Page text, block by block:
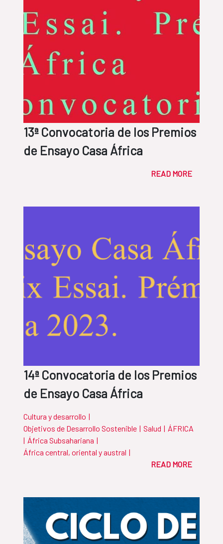
13ª Convocatoria de los Premios
de Ensayo Casa África
READ MORE
14ª Convocatoria de los Premios
de Ensayo Casa África
Cultura y desarrollo |
Objetivos de Desarrollo Sostenible | Salud | ÁFRICA
| África Subsahariana |
África central, oriental y austral |
READ MORE